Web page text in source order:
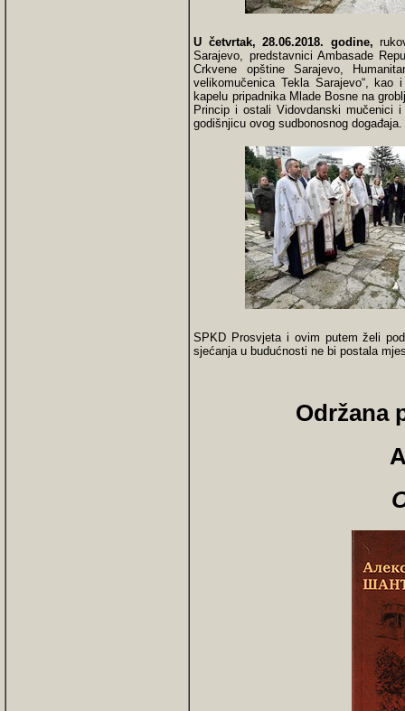
U četvrtak, 28.06.2018. godine,
Sarajevo, predstavnici Ambasade
Crkvene opštine Sarajevo,
velikomučenica Tekla Sarajevo“,
kapelu pripadnika Mlade Bosne na
Princip i ostali Vidovdanski mučenici
godišnjicu ovog sudbonosnog događaja.
SPKD Prosvjeta i ovim putem želi
sjećanja u budućnosti ne bi postala
Održana